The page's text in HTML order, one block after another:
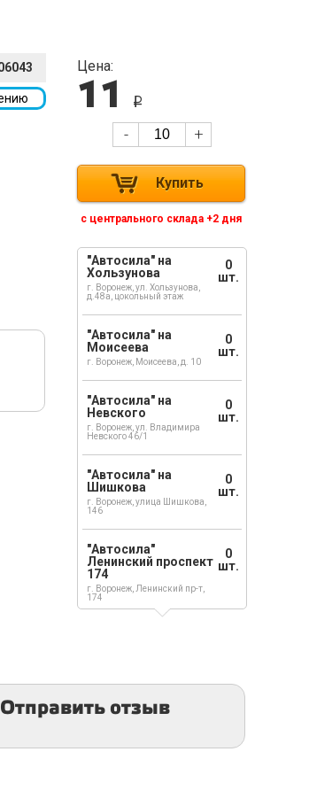
Цена:
11 i
- +
Купить
с центрального склада +2 дня
"Автосила" на
Хользунова
г. Воронеж, ул. Хользунова,
д.48а, цокольный этаж
0
шт.
"Автосила" на
Моисеева
г. Воронеж, Моисеева, д. 10
0
шт.
"Автосила" на
Невского
г. Воронеж, ул. Владимира
Невского 46/1
0
шт.
"Автосила" на
Шишкова
г. Воронеж, улица Шишкова,
146
0
шт.
"Автосила"
Ленинский проспект
174
г. Воронеж, Ленинский пр-т,
174
0
шт.
Отправить отзыв